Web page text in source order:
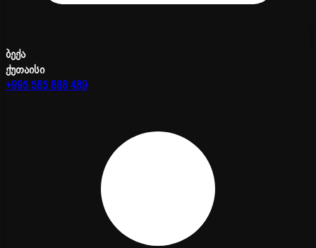
ბექა
ქუთაისი
+995 585 888 489